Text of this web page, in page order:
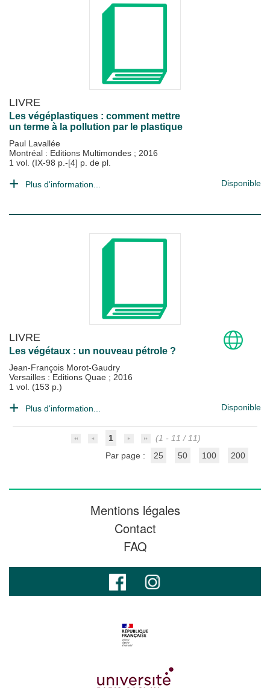
LIVRE
Les végéplastiques : comment mettre
un terme à la pollution par le plastique
Paul Lavallée
Montréal : Editions Multimondes ; 2016
1 vol. (IX-98 p.-[4] p. de pl.
Plus d'information... Disponible
LIVRE
Les végétaux : un nouveau pétrole ?
Jean-François Morot-Gaudry
Versailles : Editions Quae ; 2016
1 vol. (153 p.)
Plus d'information... Disponible
1
(1 - 11 / 11)
Par page :
25 50 100 200
Mentions légales
Contact
FAQ